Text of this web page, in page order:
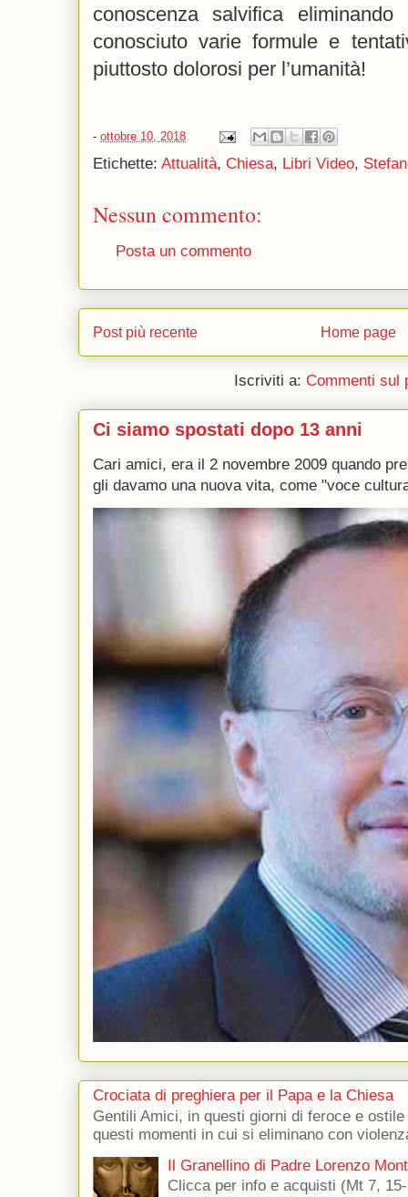
conoscenza salvifica
conosciuto varie formule e
piuttosto dolorosi per l’umanità!
- ottobre 10, 2018
Etichette: Attualità, Chiesa, Libri Video,
Nessun commento:
Posta un commento
Post più recente Home page
Iscriviti a: Commenti sul
Ci siamo spostati dopo 13 anni
Cari amici, era il 2 novembre 2009 quando
gli davamo una nuova vita, come "voce
Crociata di preghiera per il Papa e la Chiesa
Gentili Amici, in questi giorni di feroce e
questi momenti in cui si eliminano con
Il Granellino di Padre Lorenzo
Clicca per info e acquisti (Mt 7,